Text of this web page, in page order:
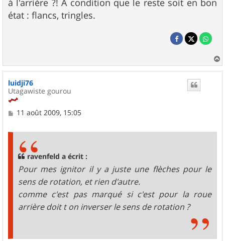
à l'arrière ?! A condition que le reste soit en bon
état : flancs, tringles.
a
luidji76
Utagawiste gourou
M11 août 2009, 15:05
ravenfeld a écrit :
Pour mes ignitor il y a juste une flèches pour le
sens de rotation, et rien d'autre.
comme c'est pas marqué si c'est pour la roue
arrière doit t on inverser le sens de rotation ?